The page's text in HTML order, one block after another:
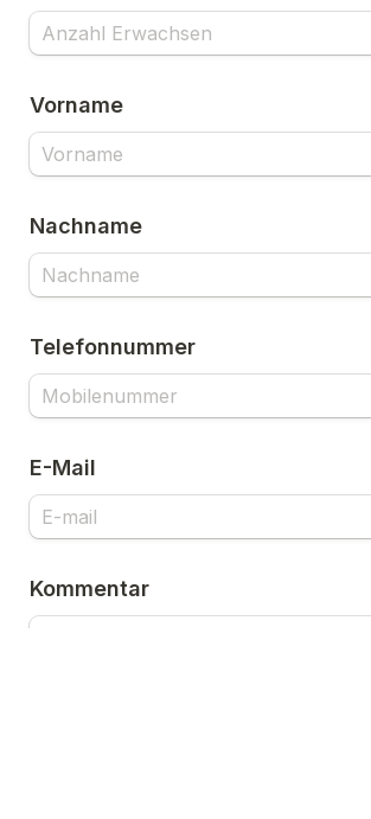
Vorname
Nachname
Telefonnummer
E-Mail
Kommentar